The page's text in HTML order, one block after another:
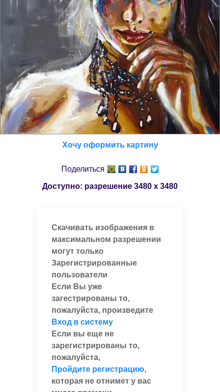
Хочу оформить картину
Поделиться
Доступно: разрешение 3480 x 3480
Скачивать изображения в
максимальном разрешении
могут только
Зарегистрированные
пользователи
Если Вы уже
загестрированы то,
пожалуйста, произведите
Вход в систему
Если вы еще не
зарегистрированы то,
пожалуйста,
Пройдите регистрацию,
которая не отнимет у вас